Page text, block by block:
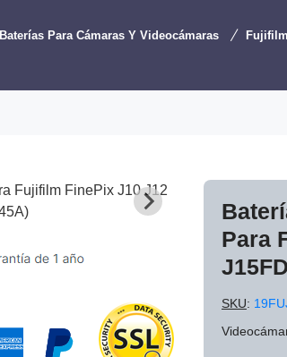
Baterías Para Cámaras Y Videocámaras Fujifilm
Para
SKU: